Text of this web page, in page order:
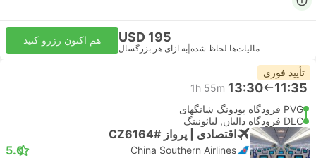
USD 195
مالیات‌ها لحاظ شده به ازای هر بزرگسال
هم اکنون رزرو کنید
تأیید فوری
11:35
13:30
1h 55m
PVG فرودگاه پودونگ شانگهای
DLC فرودگاه دالیان, لیائونینگ
اقتصادی | پرواز #CZ6164
China Southern Airlines
5.0